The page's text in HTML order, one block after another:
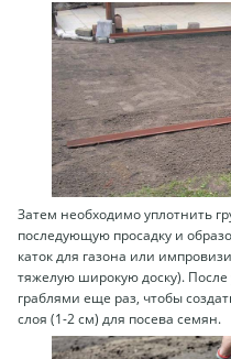
Затем необходимо уплотнить
последующую просадку и
каток для газона или
тяжелую широкую доску). После
граблями еще раз, чтобы
слоя (1-2 см) для посева семян.